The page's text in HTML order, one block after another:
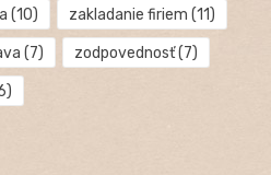
(10) zakladanie firiem (11)
(7) zodpovednosť(7)